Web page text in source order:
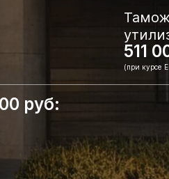
511
(при курсе
руб: